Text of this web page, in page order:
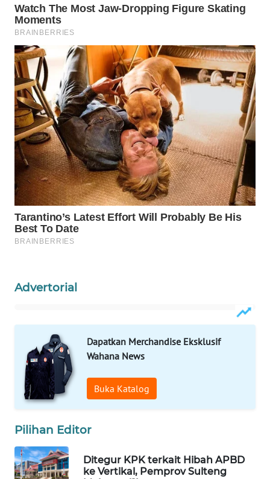
Advertorial
Dapatkan Merchandise Eksklusif
Wahana News
Buka Katalog
Pilihan Editor
Ditegur KPK terkait Hibah APBD
ke Vertikal, Pemprov Sulteng
ID
WAHANANEWS
CO ID
WAHANANEWS
NET
WAHANA
SPORT
WAHANA
UMKM
WAHANA
SELEB
WAHANA
HEALTH
WAHANA
DESA
LAPAK
WAHANA